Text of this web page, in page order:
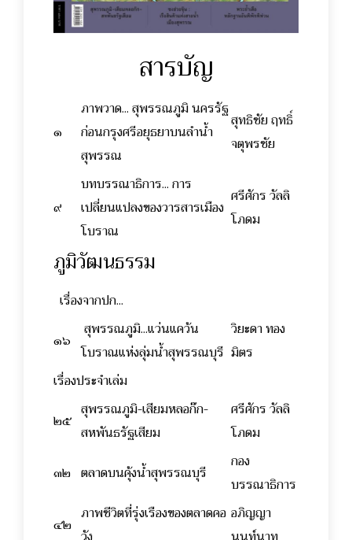
สารบัญ
๑
ภาพวาด... สุพรรณภูมิ นครรัฐ
ก่อนกรุงศรีอยุธยาบนลำน้ำ
สุพรรณ
สุทธิชัย ฤทธิ์
จตุพรชัย
๙
บทบรรณาธิการ... การ
เปลี่ยนแปลงของวารสารเมือง
โบราณ
ศรีศักร วัลลิ
โภดม
ภูมิวัฒนธรรม
เรื่องจากปก...
๑๖
สุพรรณภูมิ...แว่นแคว้น
โบราณแห่งลุ่มน้ำสุพรรณบุรี
วิยะดา ทอง
มิตร
เรื่องประจำเล่ม
๒๕
สุพรรณภูมิ-เสียมหลอก๊ก-
สหพันธรัฐเสียม
ศรีศักร วัลลิ
โภดม
๓๒ ตลาดบนคุ้งน้ำสุพรรณบุรี
กอง
บรรณาธิการ
๔๒
ภาพชีวิตที่รุ่งเรืองของตลาดคอ อภิญญา